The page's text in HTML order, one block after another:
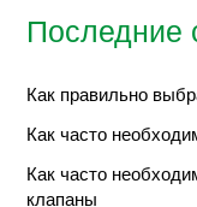
Последние
Как правильно
Как часто
Как часто
клапаны